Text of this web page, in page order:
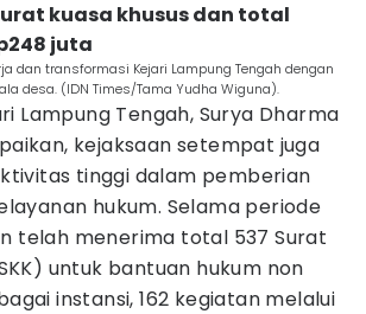
kuasa khusus dan total
juta
dan transformasi Kejari Lampung Tengah dengan
desa. (IDN Times/Tama Yudha Wiguna).
Lampung Tengah, Surya Dharma
kejaksaan setempat juga
tinggi dalam pemberian
hukum. Selama periode
telah menerima total 537 Surat
untuk bantuan hukum non
instansi, 162 kegiatan melalui